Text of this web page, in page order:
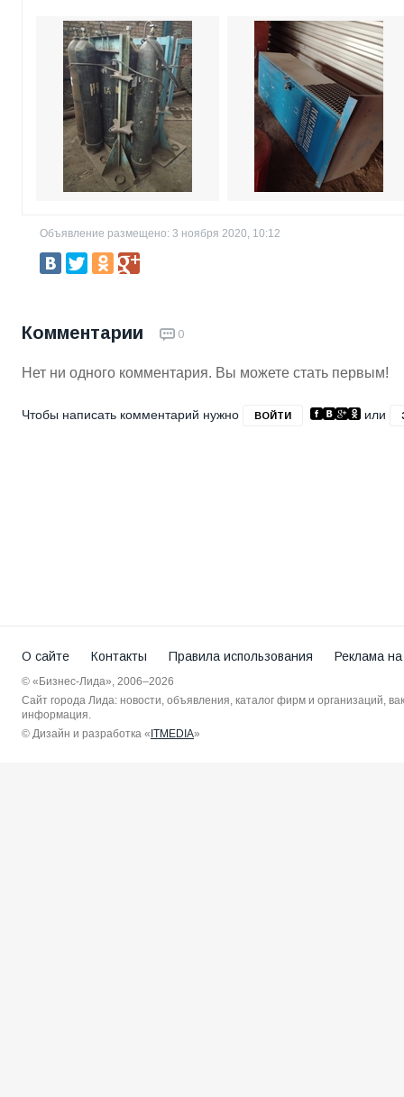
Объявление размещено: 3 ноября 2020, 10:12
Комментарии 0
Нет ни одного комментария. Вы можете стать первым!
Чтобы написать комментарий нужно ВОЙТИ или
О сайте Контакты Правила использования Реклама
© «Бизнес-Лида», 2006–2026
Сайт города Лида: новости, объявления, каталог фирм и организаций,
информация.
© Дизайн и разработка « ITMEDIA»